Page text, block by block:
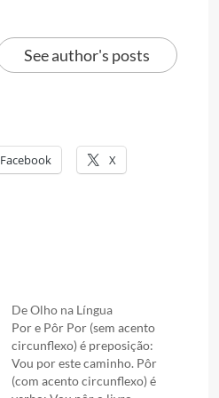
See author's posts
Facebook X
De Olho na Língua
Por e Pôr Por (sem acento
circunflexo) é preposição:
Vou por este caminho. Pôr
(com acento circunflexo) é